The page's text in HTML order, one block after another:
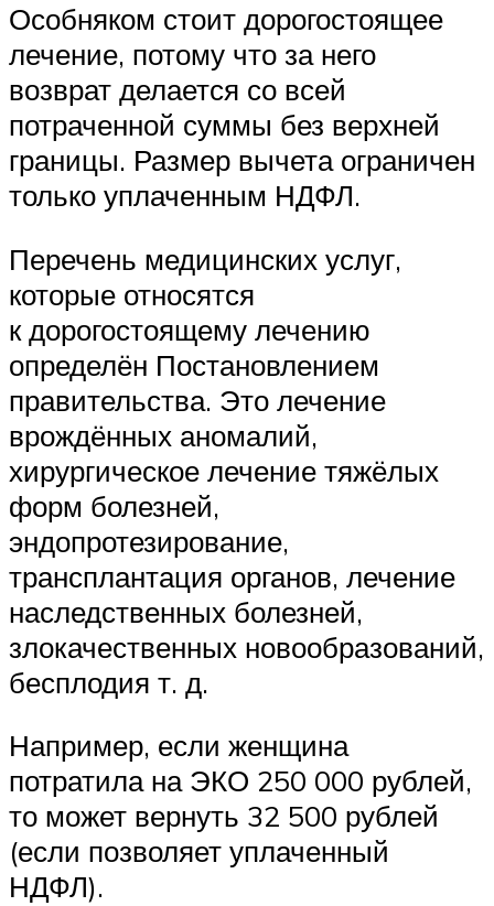
Особняком стоит дорогостоящее
лечение, потому что за него
возврат делается со всей
потраченной суммы без верхней
границы. Размер вычета ограничен
только уплаченным НДФЛ.
Перечень медицинских услуг,
которые относятся
к дорогостоящему лечению
определён Постановлением
правительства. Это лечение
врождённых аномалий,
хирургическое лечение тяжёлых
форм болезней,
эндопротезирование,
трансплантация органов, лечение
наследственных болезней,
злокачественных новообразований,
бесплодия т. д.
Например, если женщина
потратила на ЭКО 250 000 рублей,
то может вернуть 32 500 рублей
(если позволяет уплаченный
НДФЛ).